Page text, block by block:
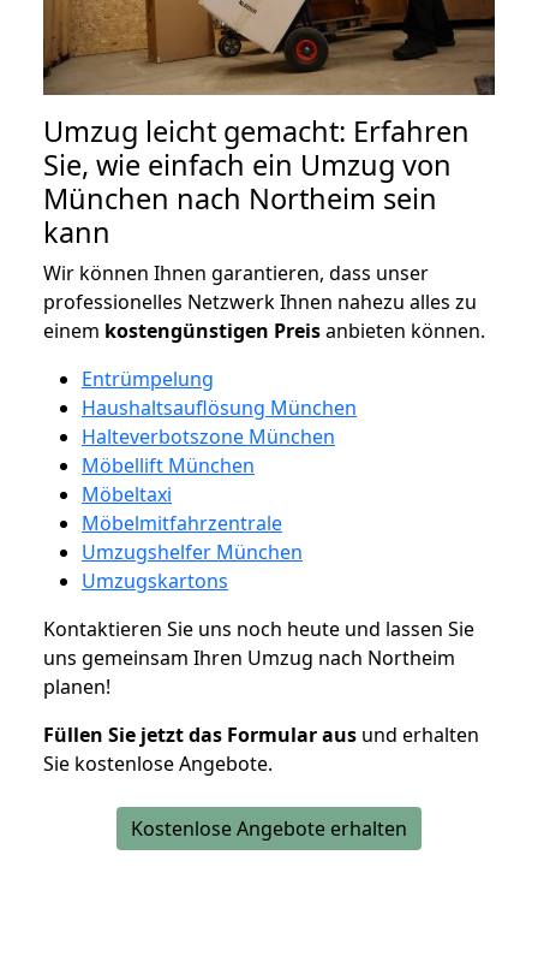
Umzug leicht gemacht: Erfahren
Sie, wie einfach ein Umzug von
München nach Northeim sein
kann
Wir können Ihnen garantieren, dass unser
professionelles Netzwerk Ihnen nahezu alles zu
einem kostengünstigen Preisanbieten können.
Entrümpelung
Haushaltsauflösung München
Halteverbotszone München
Möbellift München
Möbeltaxi
Möbelmitfahrzentrale
Umzugshelfer München
Umzugskartons
Kontaktieren Sie uns noch heute und lassen Sie
uns gemeinsam Ihren Umzug nach Northeim
planen!
Füllen Sie jetzt das Formular aus und erhalten
Sie kostenlose Angebote.
Kostenlose Angebote erhalten